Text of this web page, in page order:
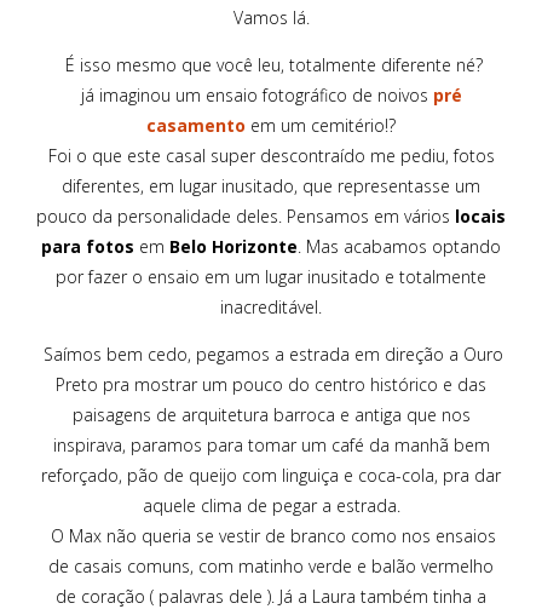
Vamos lá.
É isso mesmo que você leu, totalmente diferente né?
já imaginou um ensaio fotográfico de noivos pré
casamento em um cemitério!?
Foi o que este casal super descontraído me pediu, fotos
diferentes, em lugar inusitado, que representasse um
pouco da personalidade deles. Pensamos em vários locais
para fotos em Belo Horizonte. Mas acabamos optando
por fazer o ensaio em um lugar inusitado e totalmente
inacreditável.
Saímos bem cedo, pegamos a estrada em direção a Ouro
Preto pra mostrar um pouco do centro histórico e das
paisagens de arquitetura barroca e antiga que nos
inspirava, paramos para tomar um café da manhã bem
reforçado, pão de queijo com linguiça e coca-cola, pra dar
aquele clima de pegar a estrada.
O Max não queria se vestir de branco como nos ensaios
de casais comuns, com matinho verde e balão vermelho
de coração ( palavras dele ). Já a Laura também tinha a